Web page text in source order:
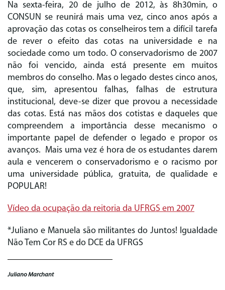
Na sexta-feira, 20 de julho de 2012, às 8h30min, o
CONSUN se reunirá mais uma vez, cinco anos após a
aprovação das cotas os conselheiros tem a difícil tarefa
de rever o efeito das cotas na universidade e na
sociedade como um todo. O conservadorismo de 2007
não foi vencido, ainda está presente em muitos
membros do conselho. Mas o legado destes cinco anos,
que, sim, apresentou falhas, falhas de estrutura
institucional, deve-se dizer que provou a necessidade
das cotas. Está nas mãos dos cotistas e daqueles que
compreendem a importância desse mecanismo o
importante papel de defender o legado e propor os
avanços. Mais uma vez é hora de os estudantes darem
aula e vencerem o conservadorismo e o racismo por
uma universidade pública, gratuita, de qualidade e
POPULAR!
Vídeo da ocupação da reitoria da UFRGS em 2007
*Juliano e Manuela são militantes do Juntos! Igualdade
Não Tem Cor RS e do DCE da UFRGS
Juliano Marchant